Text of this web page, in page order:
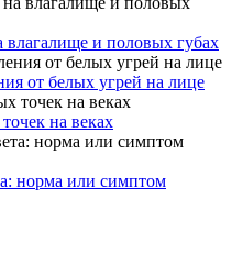
и половых губах
от белых угрей на лице
на веках
норма или симптом